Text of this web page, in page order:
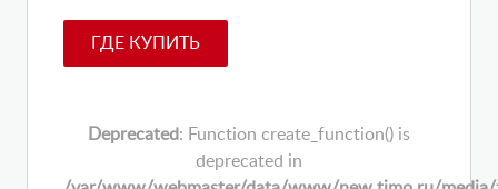
ГДЕ КУПИТЬ
Deprecated: Function create_function() is
deprecated in